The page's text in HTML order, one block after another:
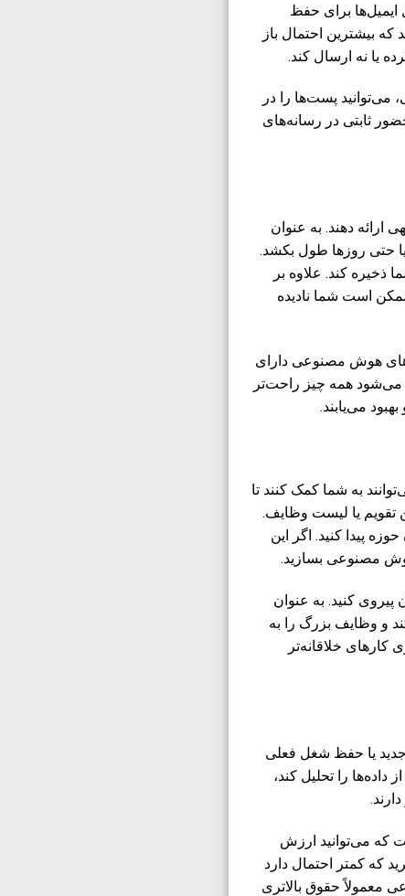
ایمیل‌ها برای حفظ
بیشترین احتمال باز
یا نه ارسال کند.
پست‌ها را در
ثابتی در رسانه‌های
دهند. به عنوان
حتی روزها طول بکشد.
ذخیره کند. علاوه بر
است شما نادیده
هوش مصنوعی دارای
می‌شود همه چیز راحت‌تر
می‌یابند.
به شما کمک کنند تا
تقویم یا لیست وظایف.
پیدا کنید. اگر این
مصنوعی بسازید.
کنید. به عنوان
و وظایف بزرگ را به
خلاقانه‌تر
یا حفظ شغل فعلی
را تحلیل کند،
که می‌توانید ارزش
که کمتر احتمال دارد
معمولاً حقوق بالاتری